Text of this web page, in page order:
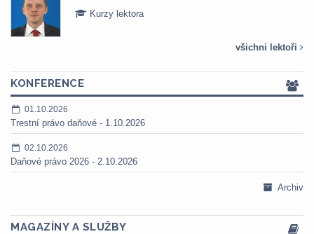
Kurzy lektora
všichni lektoři
KONFERENCE
01.10.2026
Trestní právo daňové - 1.10.2026
02.10.2026
Daňové právo 2026 - 2.10.2026
Archiv
MAGAZÍNY A SLUŽBY